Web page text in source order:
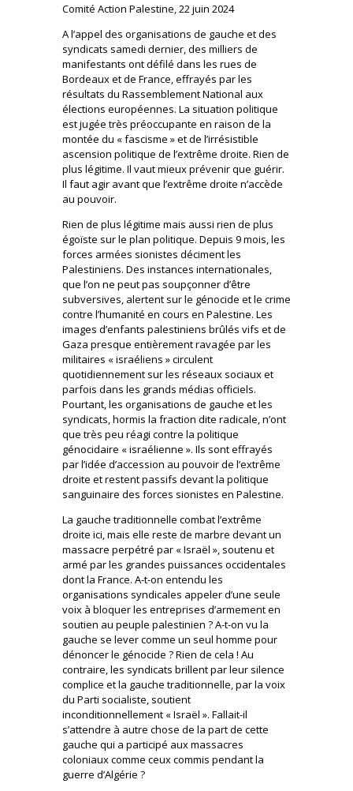
Comité Action Palestine, 22 juin 2024
A l’appel des organisations de gauche et des
syndicats samedi dernier, des milliers de
manifestants ont défilé dans les rues de
Bordeaux et de France, effrayés par les
résultats du Rassemblement National aux
élections européennes. La situation politique
est jugée très préoccupante en raison de la
montée du « fascisme » et de l’irrésistible
ascension politique de l’extrême droite. Rien de
plus légitime. Il vaut mieux prévenir que guérir.
Il faut agir avant que l’extrême droite n’accède
au pouvoir.
Rien de plus légitime mais aussi rien de plus
égoïste sur le plan politique. Depuis 9 mois, les
forces armées sionistes déciment les
Palestiniens. Des instances internationales,
que l’on ne peut pas soupçonner d’être
subversives, alertent sur le génocide et le crime
contre l’humanité en cours en Palestine. Les
images d’enfants palestiniens brûlés vifs et de
Gaza presque entièrement ravagée par les
militaires « israéliens » circulent
quotidiennement sur les réseaux sociaux et
parfois dans les grands médias officiels.
Pourtant, les organisations de gauche et les
syndicats, hormis la fraction dite radicale, n’ont
que très peu réagi contre la politique
génocidaire « israélienne ». Ils sont effrayés
par l’idée d’accession au pouvoir de l’extrême
droite et restent passifs devant la politique
sanguinaire des forces sionistes en Palestine.
La gauche traditionnelle combat l’extrême
droite ici, mais elle reste de marbre devant un
massacre perpétré par « Israël », soutenu et
armé par les grandes puissances occidentales
dont la France. A-t-on entendu les
organisations syndicales appeler d’une seule
voix à bloquer les entreprises d’armement en
soutien au peuple palestinien ? A-t-on vu la
gauche se lever comme un seul homme pour
dénoncer le génocide ? Rien de cela ! Au
contraire, les syndicats brillent par leur silence
complice et la gauche traditionnelle, par la voix
du Parti socialiste, soutient
inconditionnellement « Israël ». Fallait-il
s’attendre à autre chose de la part de cette
gauche qui a participé aux massacres
coloniaux comme ceux commis pendant la
guerre d’Algérie ?